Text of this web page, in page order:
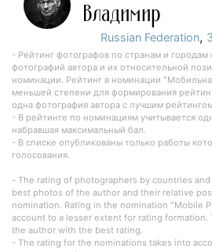
Владимир
Russian Federation,
- Рейтинг фотографов по странам и городам
фотографий автора и их относительной
номинации. Рейтинг в номинации
меньшей степени для формирования
одна фотография автора с лучшим
- В рейтинге по номинациям учитывается
набравшая максимальный бал.
- В списке опубликованы только работы
голосования.
- The rating of photographers by countries
best photos of the author and their relative
nomination. Rating in the nomination "Mobile
account to a lesser extent for rating
the author with the best rating.
- The rating for the nominations takes into